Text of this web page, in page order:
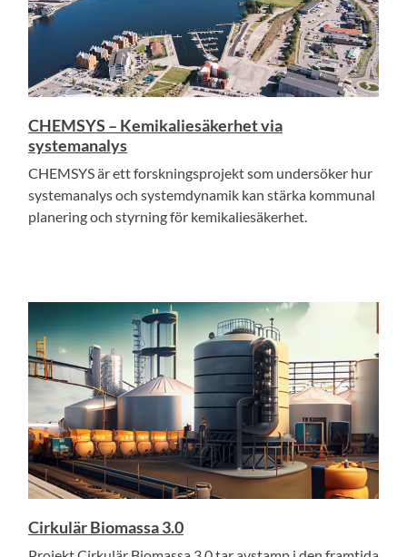
CHEMSYS – Kemikaliesäkerhet via
systemanalys
CHEMSYS är ett forskningsprojekt som undersöker hur
systemanalys och systemdynamik kan stärka kommunal
planering och styrning för kemikaliesäkerhet.
Cirkulär Biomassa 3.0